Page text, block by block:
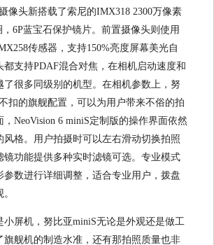
像头新搭载了索尼的IMX318 2300万像素
6P蓝宝石保护镜片。前置摄像头则使用
传感器，支持150%亮度屏幕美光自
都支持PDAF混合对焦，在相机启动速度和
了很多同级别的机型。在相机参数上，努
扣的旗舰配置，可以为用户带来不俗的拍
NeoVision 6 miniS定制版的操作界面依然
风格。用户拍摄时可以左右滑动切换拍照
镜功能提供多种实时滤镜可选。专业模式
参数进行详细调整，适合专业用户，拨盘
小屏机，努比亚miniS无论是外观还是做工
旗舰机的制造水准，还有那拍照质量也非